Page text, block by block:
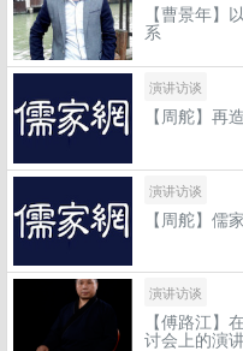
【曹景年】
系
演讲访谈
【周舵】再
演讲访谈
【周舵】儒
演讲访谈
【傅路江】
讨会上的演